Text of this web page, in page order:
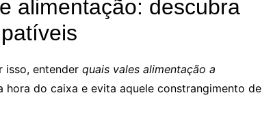
alimentação: descubra
isso, entender quais vales alimentação a
hora do caixa e evita aquele constrangimento de